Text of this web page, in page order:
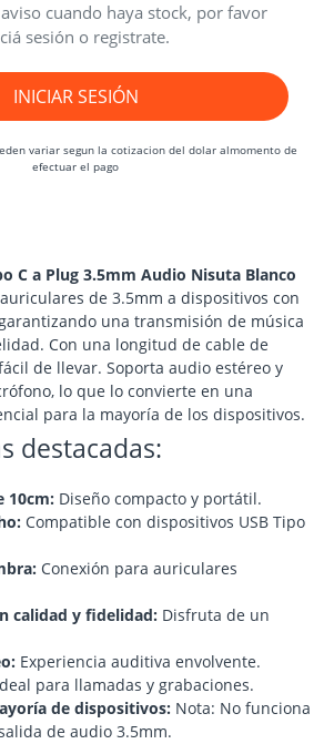
cuando haya stock, por favor
sesión o registrate.
INICIAR SESIÓN
variar segun la cotizacion del dolar almomento de
efectuar el pago
C a Plug 3.5mm Audio Nisuta Blanco
de 3.5mm a dispositivos con
una transmisión de música
Con una longitud de cable de
de llevar. Soporta audio estéreo y
lo que lo convierte en una
para la mayoría de los dispositivos.
destacadas:
10cm: Diseño compacto y portátil.
Compatible con dispositivos USB Tipo
Conexión para auriculares
calidad y fidelidad: Disfruta de un
Experiencia auditiva envolvente.
para llamadas y grabaciones.
de dispositivos: Nota: No funciona
de audio 3.5mm.